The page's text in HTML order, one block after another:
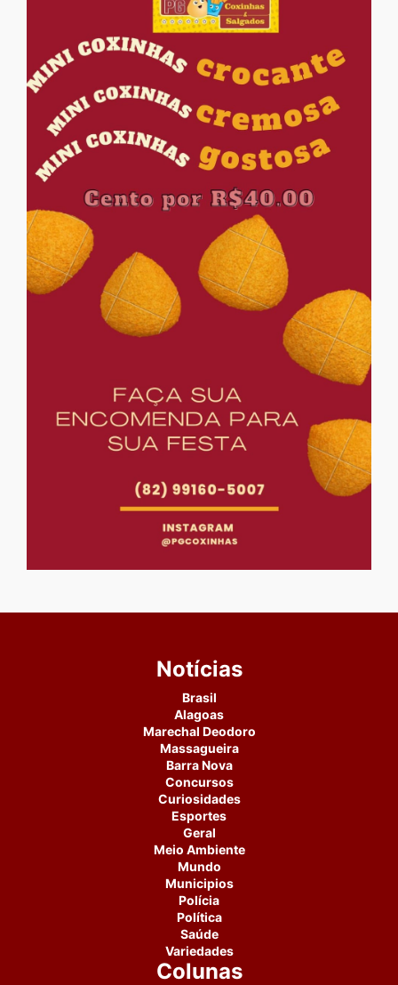
Notícias
Brasil
Alagoas
Marechal Deodoro
Massagueira
Barra Nova
Concursos
Curiosidades
Esportes
Geral
Meio Ambiente
Mundo
Municipios
Polícia
Política
Saúde
Variedades
Colunas